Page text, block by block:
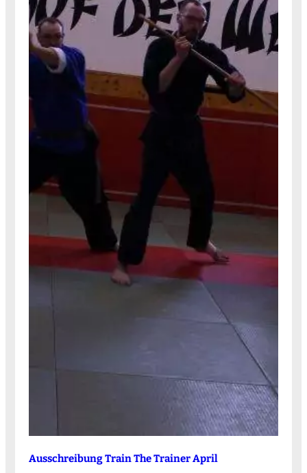
Ausschreibung Train The Trainer April